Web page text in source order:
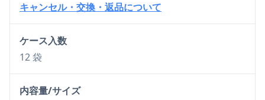
キャンセル・交換・返品について
ケース入数
12 袋
内容量/サイズ